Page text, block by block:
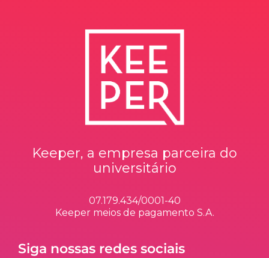
Keeper, a empresa parceira do
universitário
07.179.434/0001-40
Keeper meios de pagamento S.A.
Siga nossas redes sociais